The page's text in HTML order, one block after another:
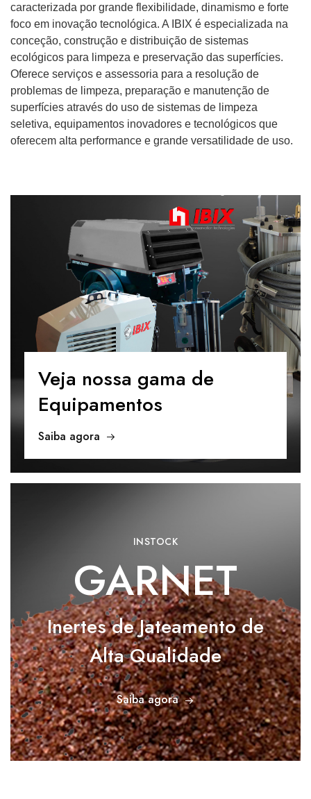
caracterizada por grande flexibilidade, dinamismo e forte
foco em inovação tecnológica. A IBIX é especializada na
conceção, construção e distribuição de sistemas
ecológicos para limpeza e preservação das superfícies.
Oferece serviços e assessoria para a resolução de
problemas de limpeza, preparação e manutenção de
superfícies através do uso de sistemas de limpeza
seletiva, equipamentos inovadores e tecnológicos que
oferecem alta performance e grande versatilidade de uso.
Veja nossa gama de
Equipamentos
Saiba agora
INSTOCK
GARNET
Inertes de Jateamento de
Alta Qualidade
Saiba agora